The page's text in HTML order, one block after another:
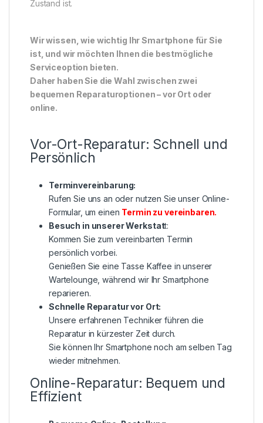
Zustand ist.
Wir wissen, wie wichtig Ihr Smartphone für Sie
ist, und wir möchten Ihnen die bestmögliche
Serviceoption bieten.
Daher haben Sie die Wahl zwischen zwei
bequemen Reparaturoptionen – vor Ort oder
online.
Vor-Ort-Reparatur: Schnell und
Persönlich
Terminvereinbarung:
Rufen Sie uns an oder nutzen Sie unser Online-
Formular, um einen Termin zu vereinbaren.
Besuch in unserer Werkstatt:
Kommen Sie zum vereinbarten Termin
persönlich vorbei.
Genießen Sie eine Tasse Kaffee in unserer
Wartelounge, während wir Ihr Smartphone
reparieren.
Schnelle Reparatur vor Ort:
Unsere erfahrenen Techniker führen die
Reparatur in kürzester Zeit durch.
Sie können Ihr Smartphone noch am selben Tag
wieder mitnehmen.
Online-Reparatur: Bequem und
Effizient